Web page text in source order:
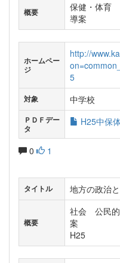
概要
保健・体育
導案
ホームペー
ジ
http://
5
対象 中学校
ＰＤＦデー
タ
H25中保
0 1
タイトル 地方の政治
概要
社会 公民
案
H25